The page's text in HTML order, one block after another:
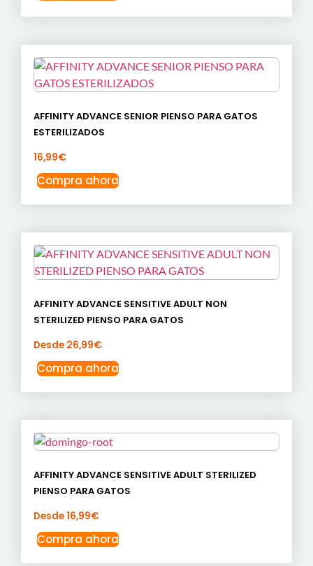
AFFINITY ADVANCE SENIOR PIENSO PARA GATOS
ESTERILIZADOS
16,99€
Compra ahora
AFFINITY ADVANCE SENSITIVE ADULT NON
STERILIZED PIENSO PARA GATOS
Desde 26,99€
Compra ahora
AFFINITY ADVANCE SENSITIVE ADULT STERILIZED
PIENSO PARA GATOS
Desde16,99€
Compra ahora